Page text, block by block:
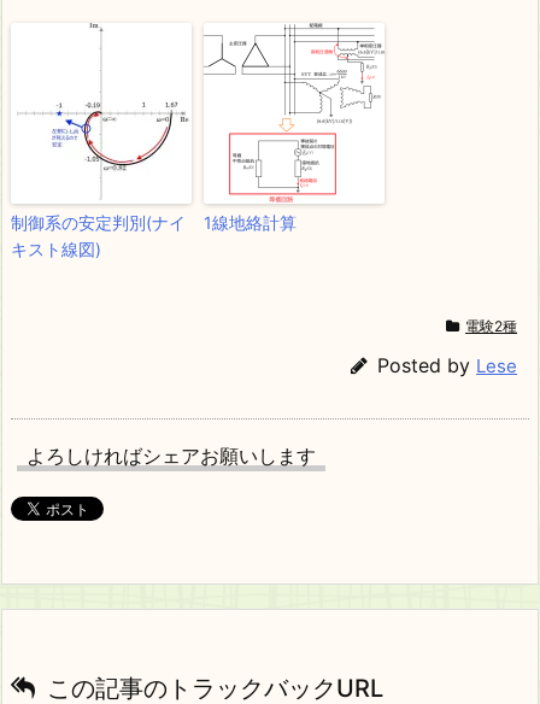
制御系の安定判別(ナイ
キスト線図)
1線地絡計算
電験2種
Posted by Lese
よろしければシェアお願いします
この記事のトラックバックURL